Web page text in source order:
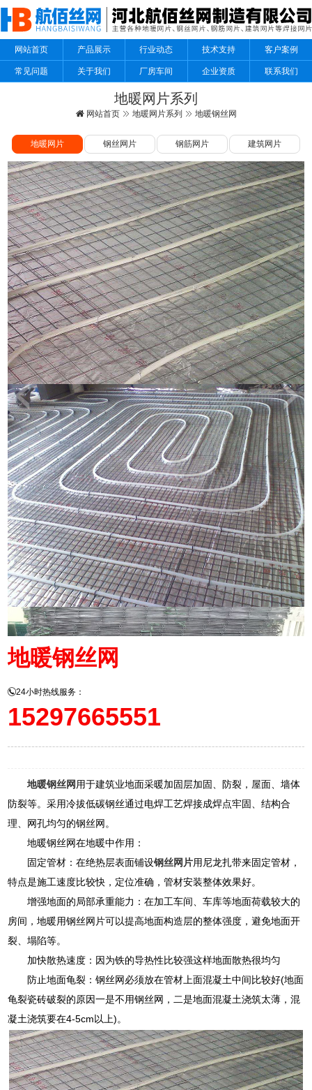
网站首页 产品展示 行业动态 技术支持 客户案例
常见问题 关于我们 厂房车间 企业资质 联系我们
地暖网片系列
网站首页 地暖网片系列 地暖钢丝网
地暖网片 钢丝网片 钢筋网片 建筑网片
地暖钢丝网
24小时热线服务：
15297665551
地暖钢丝网 用于建筑业地面采暖加固层加固、防裂，屋面、墙体
防裂等。采用冷拔低碳钢丝通过电焊工艺焊接成焊点牢固、结构合
理、网孔均匀的钢丝网。
地暖钢丝网在地暖中作用：
固定管材：在绝热层表面铺设钢丝网片用尼龙扎带来固定管材，
特点是施工速度比较快，定位准确，管材安装整体效果好。
增强地面的局部承重能力：在加工车间、车库等地面荷载较大的
房间，地暖用钢丝网片可以提高地面构造层的整体强度，避免地面开
裂、塌陷等。
加快散热速度：因为铁的导热性比较强这样地面散热很均匀
防止地面龟裂：钢丝网必须放在管材上面混凝土中间比较好(地面
龟裂瓷砖破裂的原因一是不用钢丝网，二是地面混凝土浇筑太薄，混
凝土浇筑要在4-5cm以上)。